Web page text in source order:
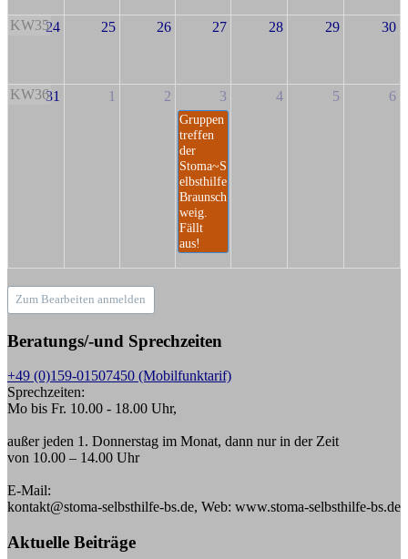
KW3524 25 26 27 28 29 30
KW3631 1 2 3
Gruppen
treffen
der
Stoma~S
elbsthilfe
Braunsch
weig.
Fällt
aus!
4 5 6
Zum Bearbeiten anmelden
Beratungs/-und Sprechzeiten
+49 (0)159-01507450 (Mobilfunktarif)
Sprechzeiten:
Mo bis Fr. 10.00 - 18.00 Uhr,
außer jeden 1. Donnerstag im Monat, dann nur in der Zeit
von 10.00 – 14.00 Uhr
E-Mail:
kontakt@stoma-selbsthilfe-bs.de, Web: www.stoma-selbsthilfe-bs.de
Aktuelle Beiträge